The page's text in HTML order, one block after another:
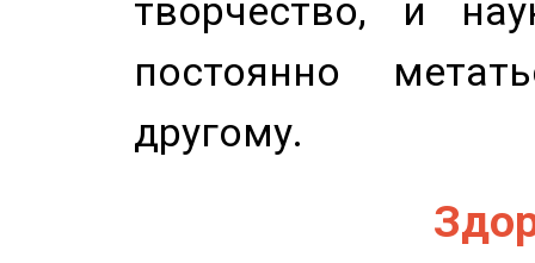
творчество, и
постоянно
другому.